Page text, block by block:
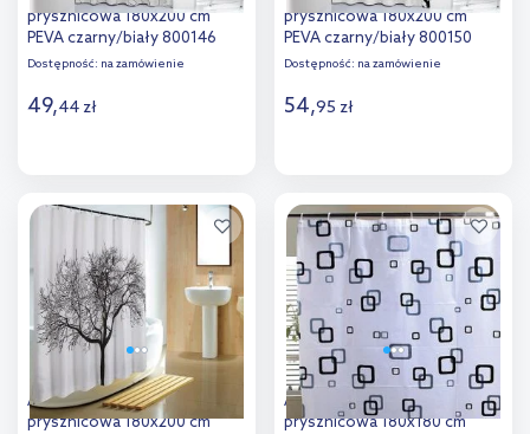
prysznicowa 180x200 cm
PEVA czarny/biały 800146
Dostępność: na zamówienie
49,44 zł
Dodaj do
porównania
prysznicowa 180x200 cm
PEVA czarny/biały 800150
Dostępność: na zamówienie
54,95 zł
Dodaj do
porównania
Aqualine zasłona
prysznicowa 180x200 cm
Aqualine zasłona
prysznicowa 180x180 cm